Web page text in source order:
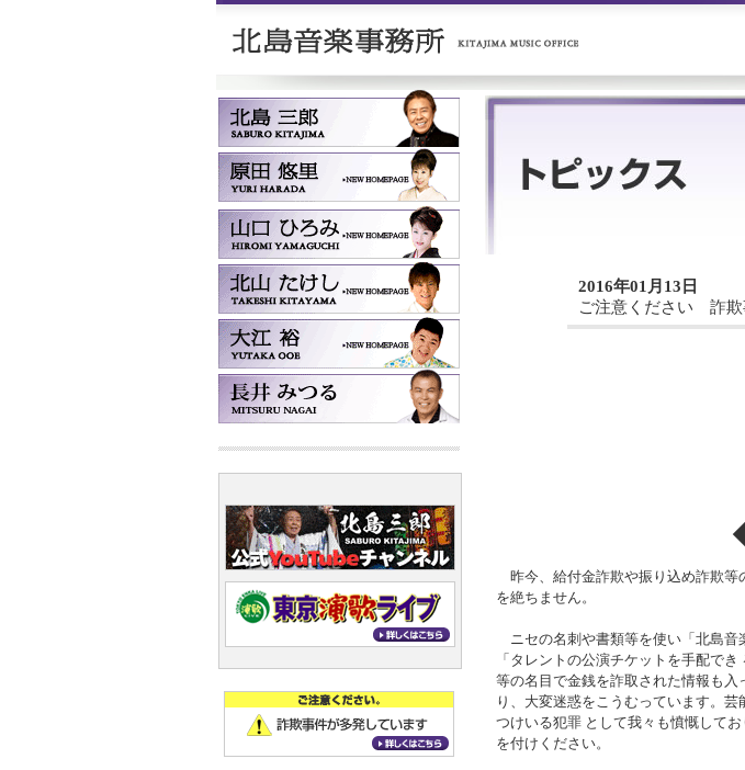
2016年01月13日
ご注意ください 詐欺
昨今、給付金詐欺や振り込め詐欺等
を絶ちません。
ニセの名刺や書類等を使い「北島音
「タレントの公演チケットを手配で
等の名目で金銭を詐取された情報も
り、大変迷惑をこうむっています。
つけいる犯罪 として我々も憤慨して
を付けください。